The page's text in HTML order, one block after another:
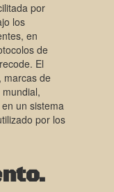
por
los
en
de
El
marcas de
un sistema
por los